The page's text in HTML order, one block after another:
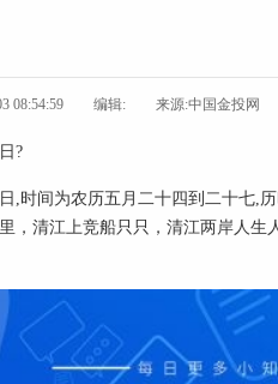
08:54:59 编辑: 来源:中国金投网
?
,时间为农历五月二十四到二十七,
，清江上竞船只只，清江两岸人生